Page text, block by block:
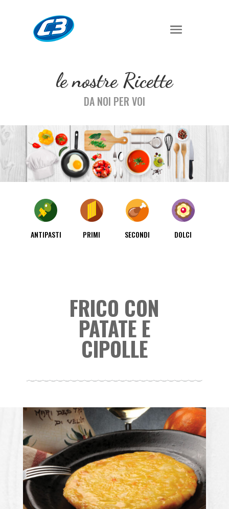
le nostre Ricette
DA NOI PER VOI
ANTIPASTI PRIMI SECONDI DOLCI
FRICO CON
PATATE E
CIPOLLE